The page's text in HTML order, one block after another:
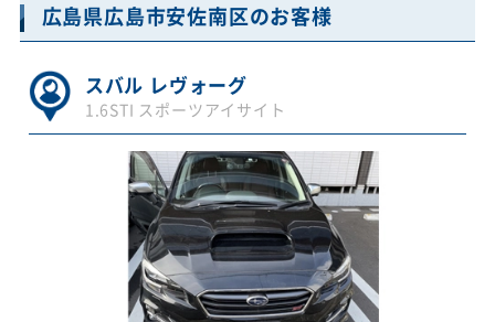
広島県広島市安佐南区のお客様
スバル レヴォーグ
1.6STI スポーツアイサイト